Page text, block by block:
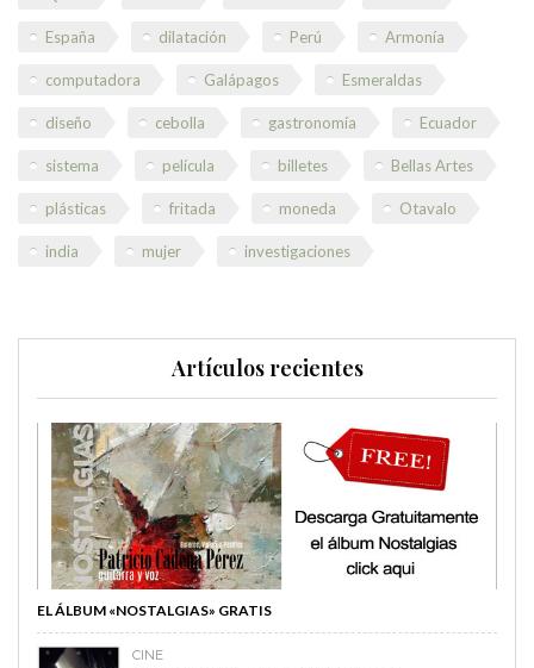
España dilatación Perú Armonía
computadora Galápagos Esmeraldas
diseño cebolla gastronomía Ecuador
sistema película billetes Bellas Artes
plásticas fritada moneda Otavalo
india mujer investigaciones
Artículos recientes
EL ÁLBUM «NOSTALGIAS» GRATIS
CINE